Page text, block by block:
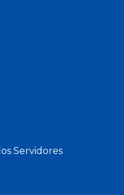
Servidores